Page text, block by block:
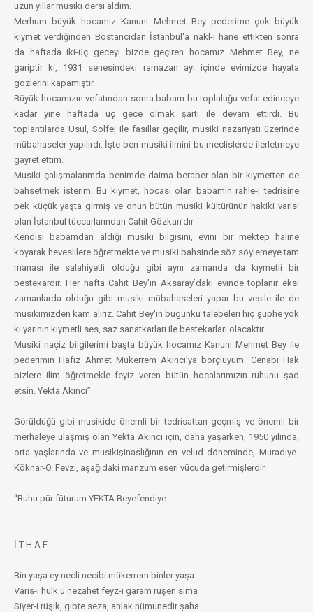
uzun yıllar musiki dersi aldım.
Merhum büyük hocamız Kanuni Mehmet Bey pederime çok büyük
kıymet verdiğinden Bostancıdan İstanbul'a nakl-i hane ettikten sonra
da haftada iki-üç geceyi bizde geçiren hocamız Mehmet Bey, ne
gariptir ki, 1931 senesindeki ramazan ayı içinde evimizde hayata
gözlerini kapamıştır.
Büyük hocamızın vefatından sonra babam bu topluluğu vefat edinceye
kadar yine haftada üç gece olmak şartı ile devam ettirdi. Bu
toplantılarda Usul, Solfej ile fasıllar geçilir, musiki nazariyatı üzerinde
mübahaseler yapılırdı. İşte ben musiki ilmini bu meclislerde ilerletmeye
gayret ettim.
Musiki çalışmalarımda benimde daima beraber olan bir kıymetten de
bahsetmek isterim. Bu kıymet, hocası olan babamın rahle-i tedrisine
pek küçük yaşta girmiş ve onun bütün musiki kültürünün hakiki varisi
olan İstanbul tüccarlarından Cahit Gözkan'dır.
Kendisi babamdan aldığı musiki bilgisini, evini bir mektep haline
koyarak heveslilere öğretmekte ve musiki bahsinde söz söylemeye tam
manası ile salahiyetli olduğu gibi aynı zamanda da kıymetli bir
bestekardır. Her hafta Cahit Bey'in Aksaray’daki evinde toplanır eksi
zamanlarda olduğu gibi musiki mübahaseleri yapar bu vesile ile de
musikimizden kam alırız. Cahit Bey'in bugünkü talebeleri hiç şüphe yok
ki yarının kıymetli ses, saz sanatkarları ile bestekarları olacaktır.
Musiki naçiz bilgilerimi başta büyük hocamız Kanuni Mehmet Bey ile
pederimin Hafız Ahmet Mükerrem Akıncı'ya borçluyum. Cenabı Hak
bizlere ilim öğretmekle feyiz veren bütün hocalarımızın ruhunu şad
etsin. Yekta Akıncı”
Görüldüğü gibi musikide önemli bir tedrisattan geçmiş ve önemli bir
merhaleye ulaşmış olan Yekta Akıncı için, daha yaşarken, 1950 yılında,
orta yaşlarında ve musikişinaslığının en velud döneminde, Muradiye-
Köknar-O. Fevzi, aşağıdaki manzum eseri vücuda getirmişlerdir.
“Ruhu pür füturum YEKTA Beyefendiye
İ T H A F
Bin yaşa ey necli necibi mükerrem binler yaşa
Varis-i hulk u nezahet feyz-i garam ruşen sima
Siyer-i rüşik, gıbte seza, ahlak nümunedir şaha